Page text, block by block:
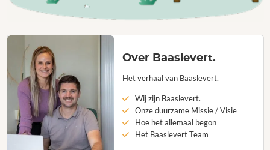
Over Baaslevert.
Het verhaal van Baaslevert.
Wij zijn Baaslevert.
Onze duurzame Missie / Visie
Hoe het allemaal begon
Het Baaslevert Team